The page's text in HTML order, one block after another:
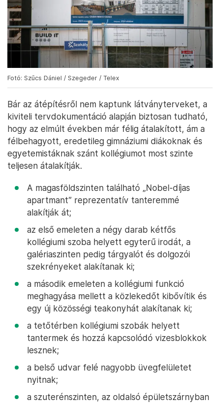
Fotó: Szűcs Dániel / Szegeder / Telex
Bár az átépítésről nem kaptunk látványterveket, a
kiviteli tervdokumentáció alapján biztosan tudható,
hogy az elmúlt években már félig átalakított, ám a
félbehagyott, eredetileg gimnáziumi diákoknak és
egyetemistáknak szánt kollégiumot most szinte
teljesen átalakítják.
A magasföldszinten található „Nobel-díjas
apartmant” reprezentatív tanteremmé
alakítják át;
az első emeleten a négy darab kétfős
kollégiumi szoba helyett egyterű irodát, a
galériaszinten pedig tárgyalót és dolgozói
szekrényeket alakítanak ki;
a második emeleten a kollégiumi funkció
meghagyása mellett a közlekedőt kibővítik és
egy új közösségi teakonyhát alakítanak ki;
a tetőtérben kollégiumi szobák helyett
tantermek és hozzá kapcsolódó vizesblokkok
lesznek;
a belső udvar felé nagyobb üvegfelületet
nyitnak;
a szuterénszinten, az oldalsó épületszárnyban